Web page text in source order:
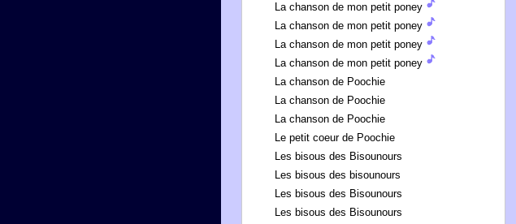
La chanson de mon petit poney
La chanson de mon petit poney
La chanson de mon petit poney
La chanson de mon petit poney
La chanson de Poochie
La chanson de Poochie
La chanson de Poochie
Le petit coeur de Poochie
Les bisous des Bisounours
Les bisous des bisounours
Les bisous des Bisounours
Les bisous des Bisounours